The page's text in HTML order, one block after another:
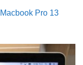
Macbook Pro 13